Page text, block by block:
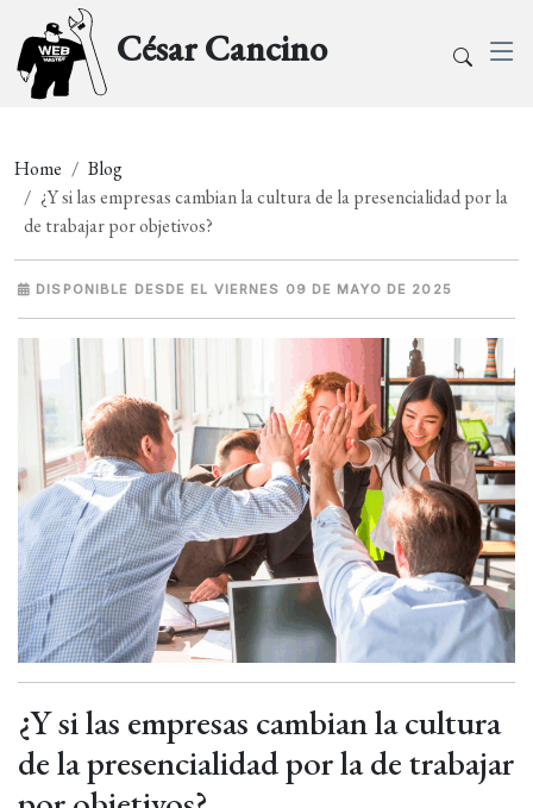
César Cancino
Home
Blog
¿Y si las empresas cambian la cultura de la presencialidad por la
de trabajar por objetivos?
DISPONIBLE DESDE EL VIERNES 09 DE MAYO DE 2025
¿Y si las empresas cambian la cultura
de la presencialidad por la de trabajar